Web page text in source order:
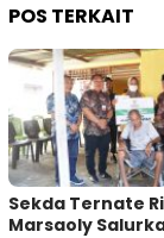
POS TERKAIT
Sekda Ternate
Marsaoly